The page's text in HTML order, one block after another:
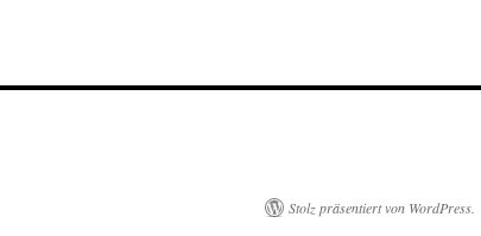
Stolz präsentiert von WordPress.